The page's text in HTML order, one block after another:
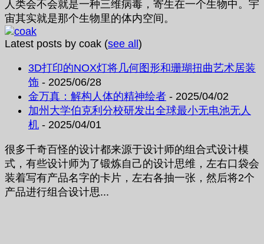
人类会不会就是一种三维病毒，寄生在一个生物中。宇
宙其实就是那个生物里的体内空间。
Latest posts by coak (see all)
3D打印的NOX灯将几何图形和珊瑚扭曲艺术居装
饰 - 2025/06/28
金万真：解构人体的精神绘者 - 2025/04/02
加州大学伯克利分校研发出全球最小无电池无人
机 - 2025/04/01
很多千奇百怪的设计都来源于设计师的组合式设计模
式，有些设计师为了锻炼自己的设计思维，左右口袋会
装着写有产品名字的卡片，左右各抽一张，然后将2个
产品进行组合设计思...